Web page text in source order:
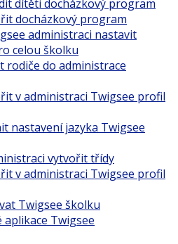
dítěti docházkový program
docházkový program
administraci nastavit
celou školku
rodiče do administrace
v administraci Twigsee profil
nastavení jazyka Twigsee
vytvořit třídy
v administraci Twigsee profil
Twigsee školku
aplikace Twigsee